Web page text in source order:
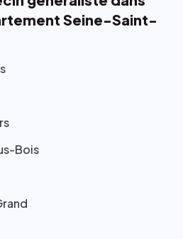
Seine-Saint-
Bois